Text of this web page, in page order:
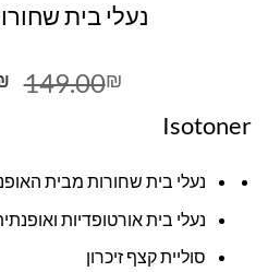
נעלי בית
149.00₪
Isotoner
נעלי בית שחורות מבית
נעלי בית אורטופדיות
סוליית קצף זיכרון